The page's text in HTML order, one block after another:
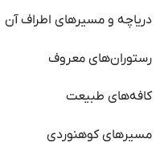
دریاچه و مسیرهای اطراف آن
رستوران‌های معروف
کافه‌های طبیعت
مسیرهای کوهنوردی